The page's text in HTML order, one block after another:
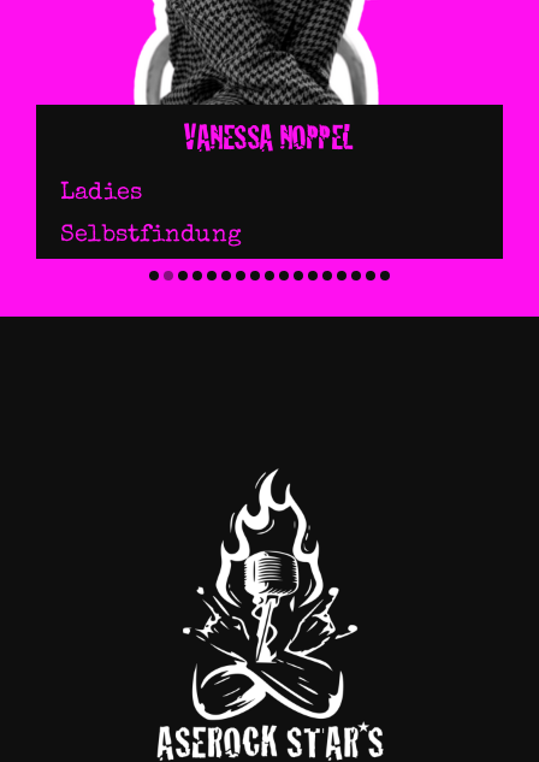
VANESSA NOPPEL
Ladies
Selbstfindung